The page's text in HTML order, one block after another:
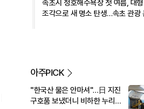
속초시 청호해수욕장 첫 여름, 대
조각으로 새 명소 탄생…속초 관광
아주PICK
"한국산 물은 안마셔"…日 지진
구호품 보냈더니 비하한 누리